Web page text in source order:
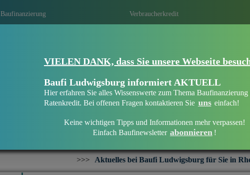
Baufinanzierung Verbraucherkredit
Eine Immobilien­finanzierung bei
persönliche und individuelle Beratung
Mit regionalen Banken in Ihrer Region
Aktuelles bei Baufi Ludwigsburg für Sie in Rheinfelden Minseln:
VIELEN DANK, dass Sie unsere Webseite
Baufi Ludwigsburg informiert AKTUELL
Hier erfahren Sie alles Wissenswerte zum Thema Baufinanzierung
Ratenkredit. Bei offenen Fragen kontaktieren Sie uns einfach!
Keine wichtigen Tipps und Informationen mehr verpassen!
Einfach Baufinewsletter abonnieren !